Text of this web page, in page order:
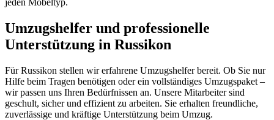
jeden Möbeltyp.
Umzugshelfer und professionelle
Unterstützung in Russikon
Für Russikon stellen wir erfahrene Umzugshelfer bereit. Ob Sie nur
Hilfe beim Tragen benötigen oder ein vollständiges Umzugspaket –
wir passen uns Ihren Bedürfnissen an. Unsere Mitarbeiter sind
geschult, sicher und effizient zu arbeiten. Sie erhalten freundliche,
zuverlässige und kräftige Unterstützung beim Umzug.